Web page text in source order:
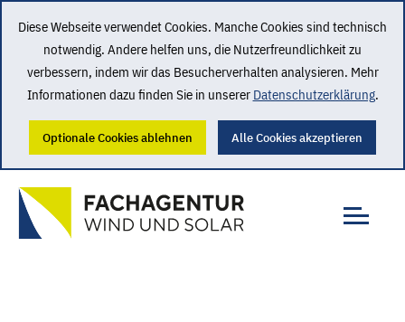
Diese Webseite verwendet Cookies. Manche Cookies sind technisch
notwendig. Andere helfen uns, die Nutzerfreundlichkeit zu
verbessern, indem wir das Besucherverhalten analysieren. Mehr
Informationen dazu finden Sie in unserer Datenschutzerklärung.
Optionale Cookies ablehnen Alle Cookies akzeptieren